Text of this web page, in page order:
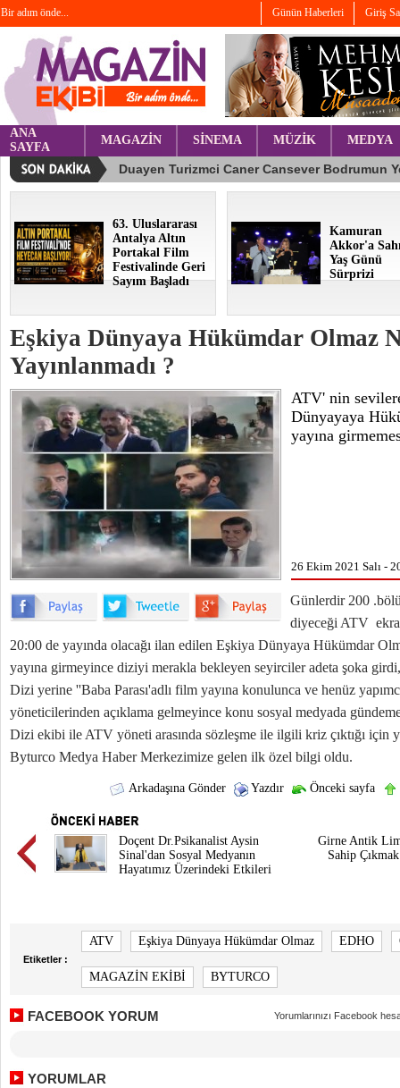
Bir adım önde... Günün Haberleri Giriş
ANA
SAYFA
MAGAZİN SİNEMA MÜZİK MEDYA
63. Uluslararası
Antalya Altın
Portakal Film
Festivalinde Geri
Sayım Başladı
Kamuran
Akkor'a
Yaş Günü
Sürprizi
Eşkiya Dünyaya Hükümdar Olmaz
Yayınlanmadı ?
ATV' nin
Dünyayaya
yayına
26 Ekim 2021 Salı -
Günlerdir 200
diyeceği ATV
20:00 de yayında olacağı ilan edilen Eşkiya Dünyaya Hükümdar
yayına girmeyince diziyi merakla bekleyen seyirciler adeta şoka girdi,
Dizi yerine ''Baba Parası'adlı film yayına konulunca ve henüz
yöneticilerinden açıklama gelmeyince konu sosyal medyada
Dizi ekibi ile ATV yöneti arasında sözleşme ile ilgili kriz çıktığı için
Byturco Medya Haber Merkezimize gelen ilk özel bilgi oldu.
Arkadaşına Gönder Yazdır Önceki sayfa
Doçent Dr.Psikanalist Aysin
Sinal'dan Sosyal Medyanın
Hayatımız Üzerindeki Etkileri
Girne Antik
Sahip
Etiketler :
ATV Eşkiya Dünyaya Hükümdar Olmaz EDHO
MAGAZİN EKİBİ BYTURCO
FACEBOOK YORUM Yorumlarınızı Facebook
YORUMLAR